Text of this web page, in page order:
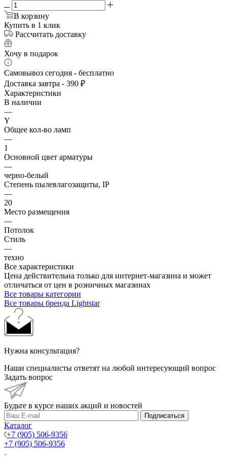
В корзину
Купить в 1 клик
Рассчитать доставку
Хочу в подарок
Самовывоз сегодня - бесплатно
Доставка завтра - 390 ₽
Характеристики
В наличии
—
Y
Общее кол-во ламп
—
1
Основной цвет арматуры
—
черно-белый
Степень пылевлагозащиты, IP
—
20
Место размещения
—
Потолок
Стиль
—
техно
Все характеристики
Цена действительна только для интернет-магазина и может
отличаться от цен в розничных магазинах
Все товары категории
Все товары бренда Lightstar
Нужна консультация?
Наши специалисты ответят на любой интересующий вопрос
Задать вопрос
Будьте в курсе наших акций и новостей
Подписаться
Каталог
+7 (905) 506-9356
+7 (905) 506-9356